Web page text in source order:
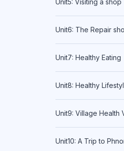
Unit5: Visiting a shop
Unit6: The Repair
Unit7: Healthy Eating
Unit8: Healthy
Unit9: Village Health
Unit10: A Trip to